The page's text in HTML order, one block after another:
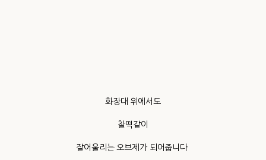
화장대 위에서도
찰떡같이
잘어울리는 오브제가 되어줍니다